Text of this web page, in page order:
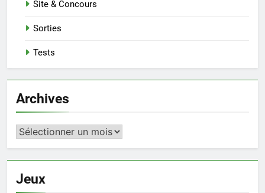
Site & Concours
Sorties
Tests
Archives
Archives
Jeux